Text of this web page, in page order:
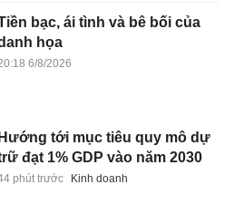
bạc, ái tình và bê bối của
họa
6/8/2026
Hướng tới mục tiêu quy mô dự
đạt 1% GDP vào năm 2030
phút trước Kinh doanh